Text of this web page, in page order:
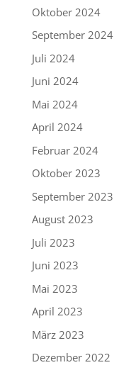
Oktober 2024
September 2024
Juli 2024
Juni 2024
Mai 2024
April 2024
Februar 2024
Oktober 2023
September 2023
August 2023
Juli 2023
Juni 2023
Mai 2023
April 2023
März 2023
Dezember 2022